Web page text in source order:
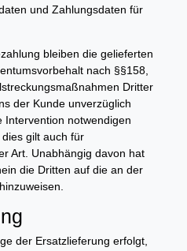
und Zahlungsdaten für
bleiben die gelieferten
nach §§158,
Dritter
der Kunde unverzüglich
notwendigen
gilt auch für
Art. Unabhängig davon hat
die Dritten auf die an der
der Ersatzlieferung erfolgt,